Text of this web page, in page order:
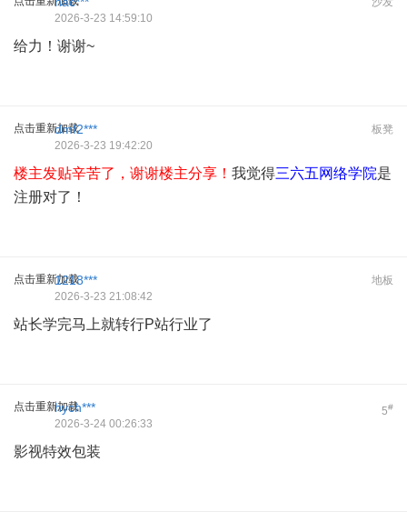
2026-3-23 14:59:10
给力！谢谢~
点击重新加载 板凳
dmf2***
2026-3-23 19:42:20
楼主发贴辛苦了，谢谢楼主分享！ 我觉得三六五网络学院是
注册对了！
点击重新加载 地板
1218***
2026-3-23 21:08:42
站长学完马上就转行P站行业了
点击重新加载 5#
hych***
2026-3-24 00:26:33
影视特效包装